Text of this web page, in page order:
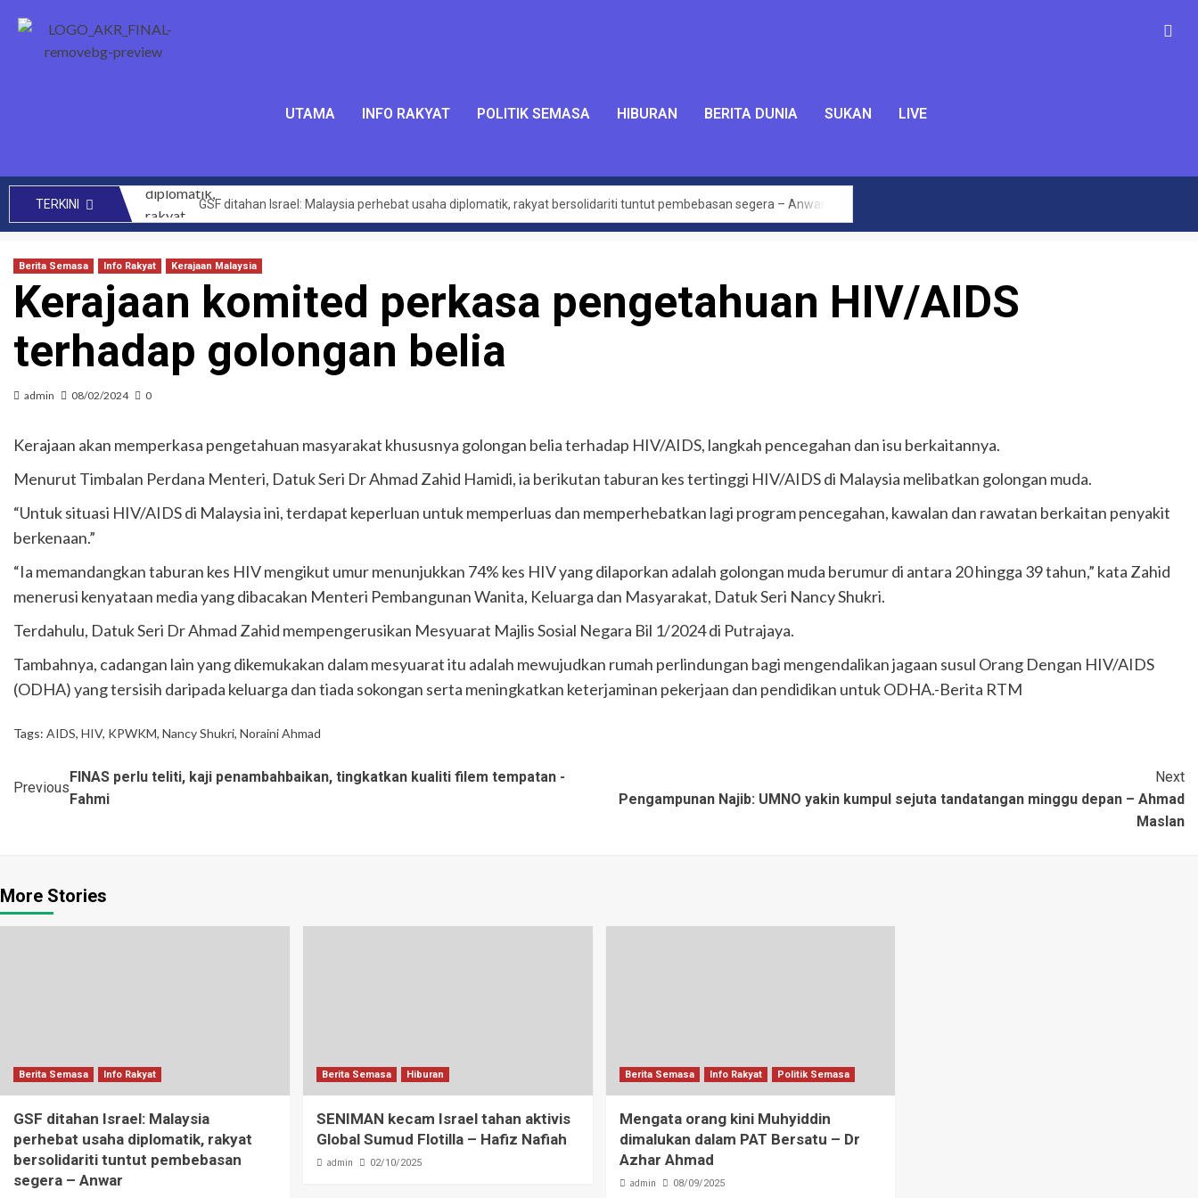
UTAMA INFO RAKYAT POLITIK SEMASA HIBURAN BERITA DUNIA SUKAN LIVE
TERKINI
GSF ditahan Israel: Malaysia perhebat usaha diplomatik, rakyat bersolidariti tuntut pembebasan segera – Anwar
SENIMAN kecam Israel tahan aktivis Global Sumud Flotilla – Hafiz Nafiah
Mengata orang kini Muhyiddin dimalukan dalam PAT Bersatu – Dr Azhar Ahmad
144 projek bernilai RM14 bilion berjaya dilaksana kerajaan MADANI di Sabah setakat ini – Anwar
CRM perlu teroka kerjasama lebih luas hasilkan penemuan baharu, kurangkan kos perubatan – PM
Akta Kawalan Harga dan Antipencatutan terpakai untuk semua, tidak ikut darjat – Armizan
Zahid saran KKDW rangka pelan pembangunan belia desa
PTPTN umum dividen Simpan SSPN 4.05 peratus, tertinggi dalam 10 tahun – Zambry
Berita Semasa Info Rakyat Kerajaan Malaysia
Kerajaan komited perkasa pengetahuan HIV/AIDS
terhadap golongan belia
admin 08/02/2024 0
Kerajaan akan memperkasa pengetahuan masyarakat khususnya golongan belia terhadap HIV/AIDS, langkah pencegahan dan isu berkaitannya.
Menurut Timbalan Perdana Menteri, Datuk Seri Dr Ahmad Zahid Hamidi, ia berikutan taburan kes tertinggi HIV/AIDS di Malaysia melibatkan golongan muda.
“Untuk situasi HIV/AIDS di Malaysia ini, terdapat keperluan untuk memperluas dan memperhebatkan lagi program pencegahan, kawalan dan rawatan berkaitan penyakit
berkenaan.”
“Ia memandangkan taburan kes HIV mengikut umur menunjukkan 74% kes HIV yang dilaporkan adalah golongan muda berumur di antara 20 hingga 39 tahun,” kata Zahid
menerusi kenyataan media yang dibacakan Menteri Pembangunan Wanita, Keluarga dan Masyarakat, Datuk Seri Nancy Shukri.
Terdahulu, Datuk Seri Dr Ahmad Zahid mempengerusikan Mesyuarat Majlis Sosial Negara Bil 1/2024 di Putrajaya.
Tambahnya, cadangan lain yang dikemukakan dalam mesyuarat itu adalah mewujudkan rumah perlindungan bagi mengendalikan jagaan susul Orang Dengan HIV/AIDS
(ODHA) yang tersisih daripada keluarga dan tiada sokongan serta meningkatkan keterjaminan pekerjaan dan pendidikan untuk ODHA.-Berita RTM
Tags: AIDS, HIV, KPWKM, Nancy Shukri, Noraini Ahmad
Previous
FINAS perlu teliti, kaji penambahbaikan, tingkatkan kualiti filem tempatan -
Fahmi
Next
Pengampunan Najib: UMNO yakin kumpul sejuta tandatangan minggu depan – Ahmad
Maslan
More Stories
Berita Semasa Info Rakyat
GSF ditahan Israel: Malaysia
perhebat usaha diplomatik, rakyat
bersolidariti tuntut pembebasan
segera – Anwar
Berita Semasa Hiburan
SENIMAN kecam Israel tahan aktivis
Global Sumud Flotilla – Hafiz Nafiah
admin 02/10/2025
Berita Semasa Info Rakyat Politik Semasa
Mengata orang kini Muhyiddin
dimalukan dalam PAT Bersatu – Dr
Azhar Ahmad
admin 08/09/2025